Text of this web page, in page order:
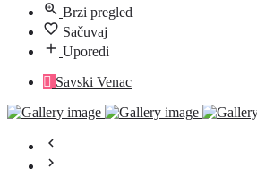
Brzi pregled
Sačuvaj
Uporedi
Savski Venac